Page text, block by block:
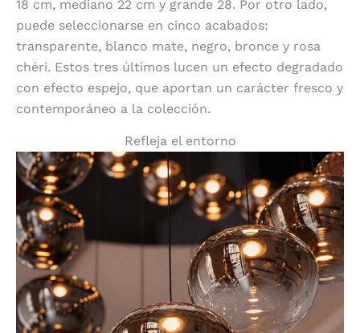
18 cm, mediano 22 cm y grande 28. Por otro lado,
puede seleccionarse en cinco acabados:
transparente, blanco mate, negro, bronce y rosa
chéri. Estos tres últimos lucen un efecto degradado
con efecto espejo, que aportan un carácter fresco y
contemporáneo a la colección.
Refleja el entorno